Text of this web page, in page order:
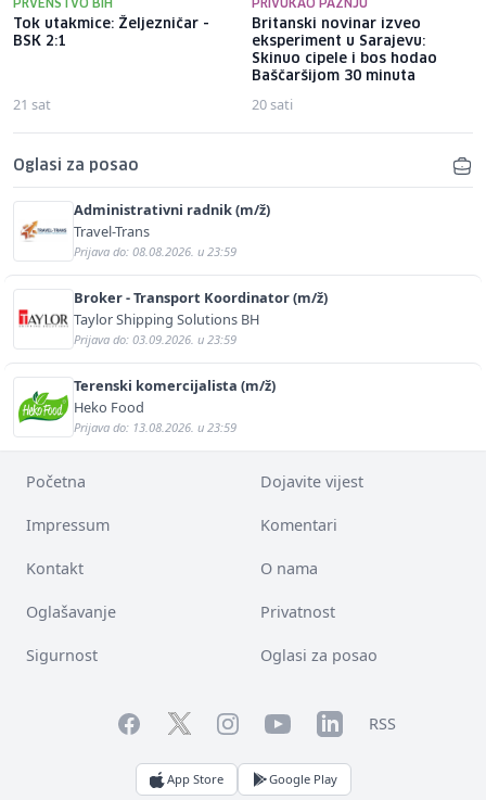
PRVENSTVO BIH
Tok utakmice: Željezničar -
BSK 2:1
21 sat
PRIVUKAO PAŽNJU
Britanski novinar izveo
eksperiment u Sarajevu:
Skinuo cipele i bos hodao
Baščaršijom 30 minuta
20 sati
Oglasi za posao
Administrativni radnik (m/ž)
Travel-Trans
Prijava do: 08.08.2026. u 23:59
Broker - Transport Koordinator (m/ž)
Taylor Shipping Solutions BH
Prijava do: 03.09.2026. u 23:59
Terenski komercijalista (m/ž)
Heko Food
Prijava do: 13.08.2026. u 23:59
Početna Dojavite vijest
Impressum Komentari
Kontakt O nama
Oglašavanje Privatnost
Sigurnost Oglasi za posao
FacebookTwitterInstagramYouTubeLinkedInRSS
App Store Google Play